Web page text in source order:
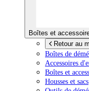
Boîtes et
Retour au
Boîtes de
Accessoires
Boîtes et
Housses et sacs